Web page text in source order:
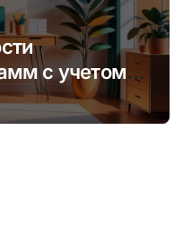
с учетом
факторов